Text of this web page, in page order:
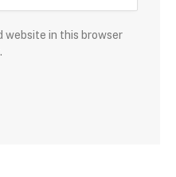
website in this browser